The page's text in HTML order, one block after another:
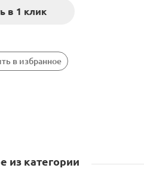
в избранное
из категории